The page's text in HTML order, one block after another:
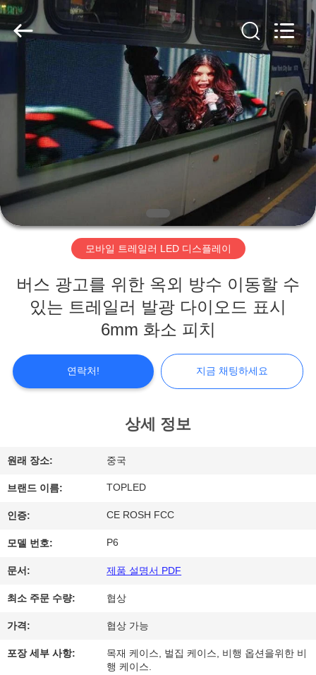
동
영
우
대
하
여
공
장
여
행
Copyright
©
2020
-
2026
Enterprise
Services
Co.,LTD.
Reserved.
Developed
모바일 트레일러 LED 디스플레이
버스 광고를 위한 옥외 방수 이동할 수
있는 트레일러 발광 다이오드 표시
6mm 화소 피치
연락처! 지금 채팅하세요
상세 정보
원래 장소: 중국
브랜드 이름: TOPLED
인증: CE ROSH FCC
모델 번호: P6
문서: 제품 설명서 PDF
최소 주문 수량: 협상
가격: 협상 가능
포장 세부 사항:
목재 케이스, 벌집 케이스, 비행 옵션을위한 비
행 케이스.